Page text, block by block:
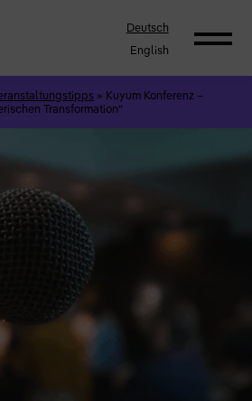
Deutsch
English
» Kuyum Konferenz –
Transformation“